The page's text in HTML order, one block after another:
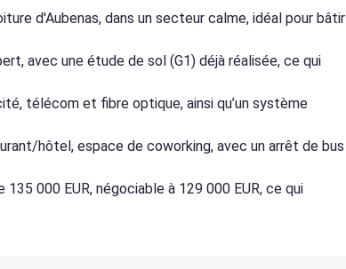
d'Aubenas, dans un secteur calme, idéal pour bâtir
avec une étude de sol (G1) déjà réalisée, ce qui
télécom et fibre optique, ainsi qu’un système
hôtel, espace de coworking, avec un arrêt de bus
000 EUR, négociable à 129 000 EUR, ce qui